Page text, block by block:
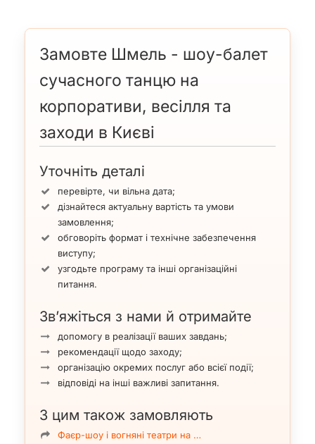
Замовте Шмель - шоу-балет
сучасного танцю на
корпоративи, весілля та
заходи в Києві
Уточніть деталі
перевірте, чи вільна дата;
дізнайтеся актуальну вартість та умови
замовлення;
обговоріть формат і технічне забезпечення
виступу;
узгодьте програму та інші організаційні
питання.
Зв’яжіться з нами й отримайте
допомогу в реалізації ваших завдань;
рекомендації щодо заходу;
організацію окремих послуг або всієї події;
відповіді на інші важливі запитання.
З цим також замовляють
Фаєр-шоу і вогняні театри на …